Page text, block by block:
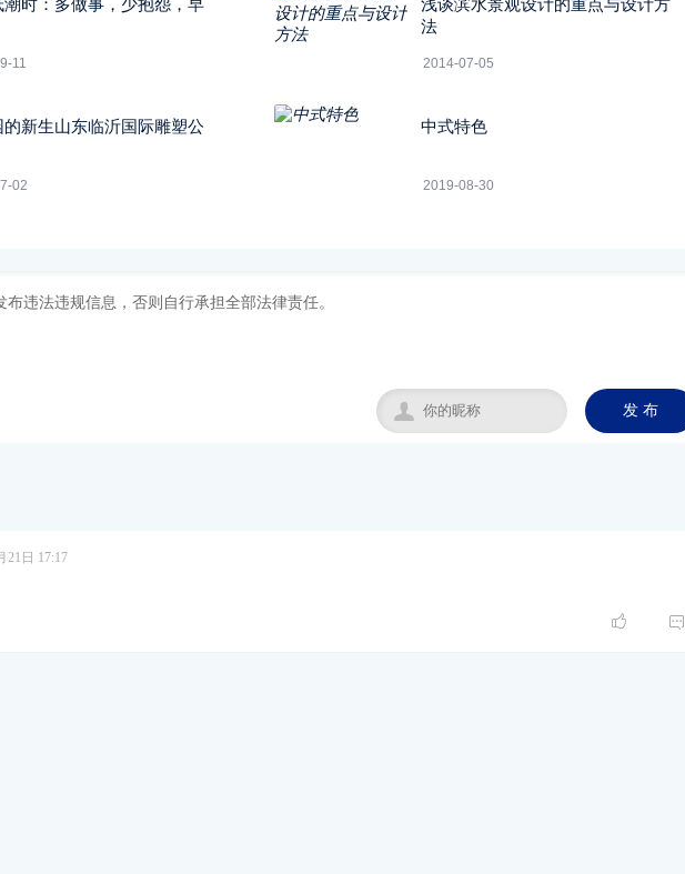
11
法
2014-07-05
的新生山东临沂国际雕塑公
02
中式特色
2019-08-30
发 布

21日 17:17

